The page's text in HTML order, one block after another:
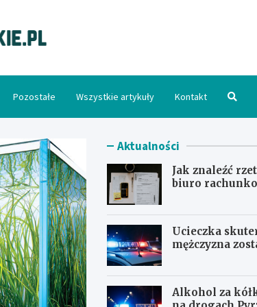
Pozostałe Wszystkie artykuły Kontakt
Aktualności
Jak znaleźć
biuro
Ucieczka
mężczyzna
Alkohol za